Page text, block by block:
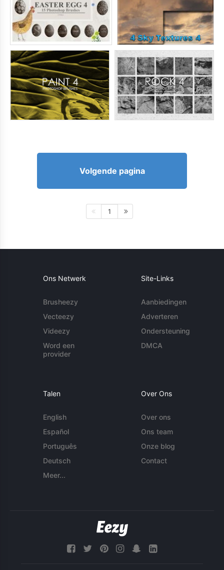
Volgende pagina
1
Ons Netwerk
Brusheezy
Vecteezy
Videezy
Word een
provider
Site-Links
Aanbiedingen
Adverteren
Ondersteuning
DMCA
Talen
English
Español
Português
Deutsch
Meer...
Over Ons
Over ons
Ons team
Onze blog
Contact